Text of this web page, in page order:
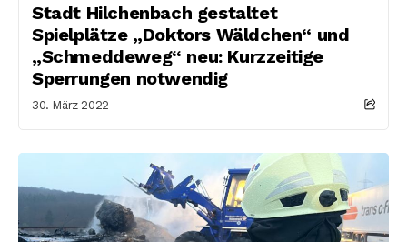
Stadt Hilchenbach gestaltet
Spielplätze „Doktors Wäldchen“ und
„Schmeddeweg“ neu: Kurzzeitige
Sperrungen notwendig
30. März 2022